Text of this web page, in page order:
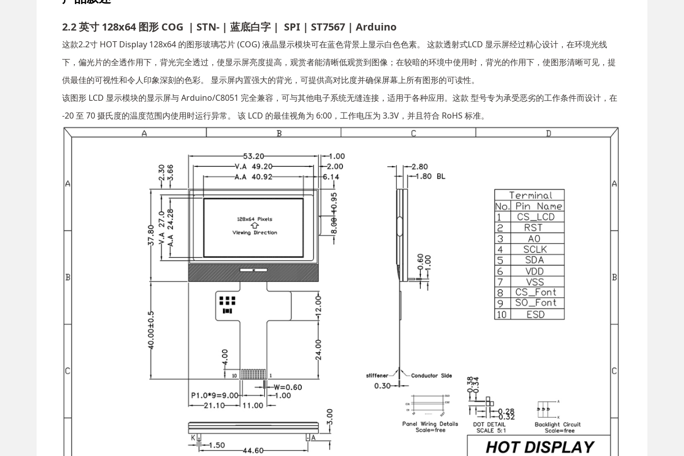
2.2 英寸 128x64 图形 COG | STN- | 蓝底白字 | SPI | ST7567 | Arduino
这款2.2寸 HOT Display 128x64 的图形玻璃芯片 (COG) 液晶显示模块可在蓝色背景上显示白色色素。 这款透射式LCD 显示屏经过精心设计，在环境光线
下，偏光片的全透作用下，背光完全透过，使显示屏亮度提高，观赏者能清晰低观赏到图像；在较暗的环境中使用时，背光的作用下，使图形清晰可见，提
供最佳的可视性和令人印象深刻的色彩。 显示屏内置强大的背光，可提供高对比度并确保屏幕上所有图形的可读性。
该图形 LCD 显示模块的显示屏与 Arduino/C8051 完全兼容，可与其他电子系统无缝连接，适用于各种应用。这款 型号专为承受恶劣的工作条件而设计，在
-20 至 70 摄氏度的温度范围内使用时运行异常。 该 LCD 的最佳视角为 6:00，工作电压为 3.3V，并且符合 RoHS 标准。